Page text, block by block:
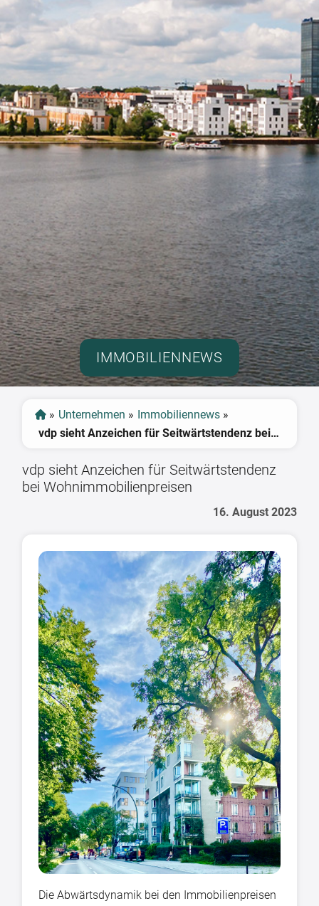
IMMOBILIENNEWS
» Unternehmen » Immobiliennews »
vdp sieht Anzeichen für Seitwärtstendenz bei Wohnimmobilienpreisen
vdp sieht Anzeichen für Seitwärtstendenz
bei Wohnimmobilienpreisen
16. August 2023
Die Abwärtsdynamik bei den Immobilienpreisen